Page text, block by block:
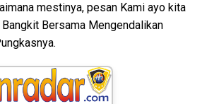
mestinya, pesan Kami ayo kita
Bersama Mengendalikan